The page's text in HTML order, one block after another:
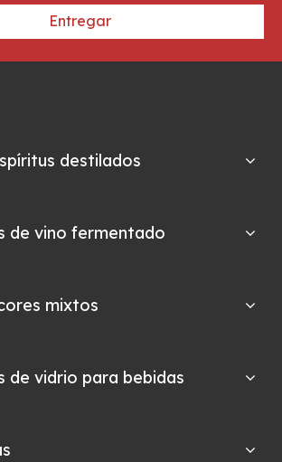
Entregar
destilados
de vino fermentado
mixtos
de vidrio para bebidas